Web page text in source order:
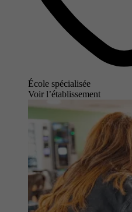
École spécialisée
Voir l’établissement